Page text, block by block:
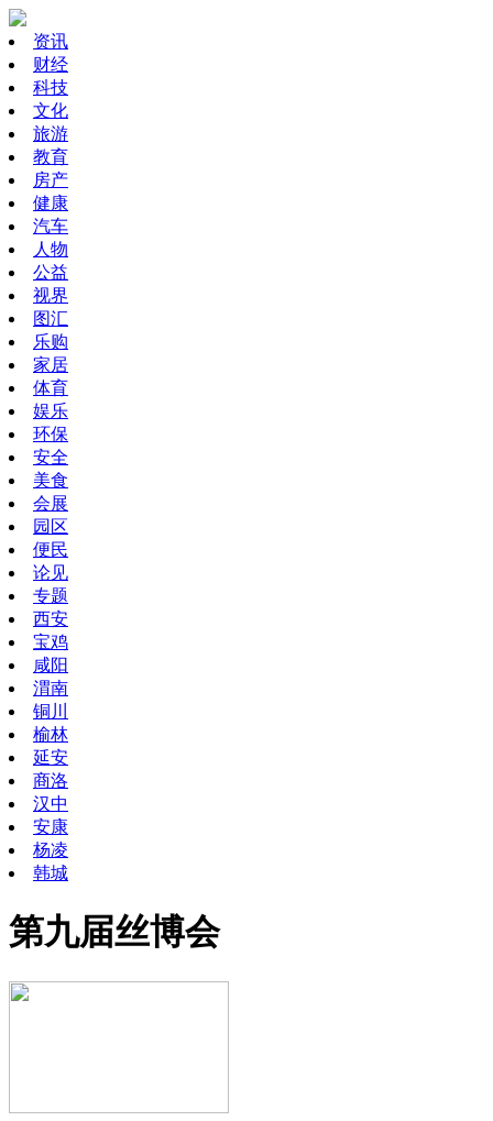
资讯
财经
科技
文化
旅游
教育
房产
健康
汽车
人物
公益
视界
图汇
乐购
家居
体育
娱乐
环保
安全
美食
会展
园区
便民
论见
专题
西安
宝鸡
咸阳
渭南
铜川
榆林
延安
商洛
汉中
安康
杨凌
韩城
第九届丝博会